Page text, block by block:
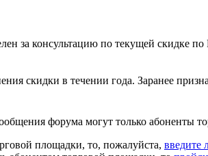
за консультацию по текущей скидке
скидки в течении года. Заранее
форума могут только абоненты
площадки, то, пожалуйста, введите